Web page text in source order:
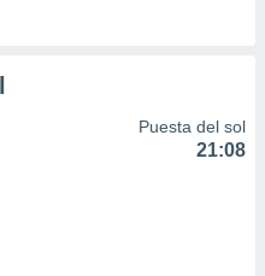
Puesta del sol
21:08